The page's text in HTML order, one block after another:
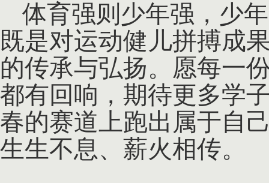
体育强则少年强，少
既是对运动健儿拼搏成
的传承与弘扬。愿每一
都有回响，期待更多学
春的赛道上跑出属于自
生生不息、薪火相传。